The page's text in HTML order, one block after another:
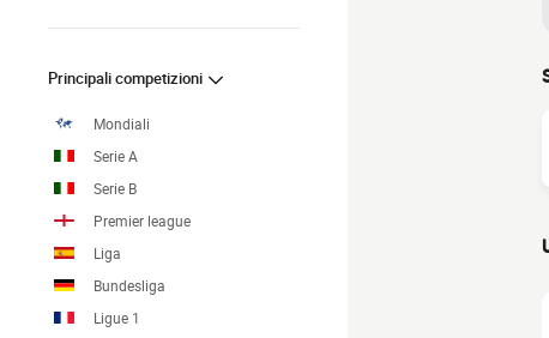
Principali competizioni
Mondiali
Serie A
Serie B
Premier league
Liga
Bundesliga
Ligue 1